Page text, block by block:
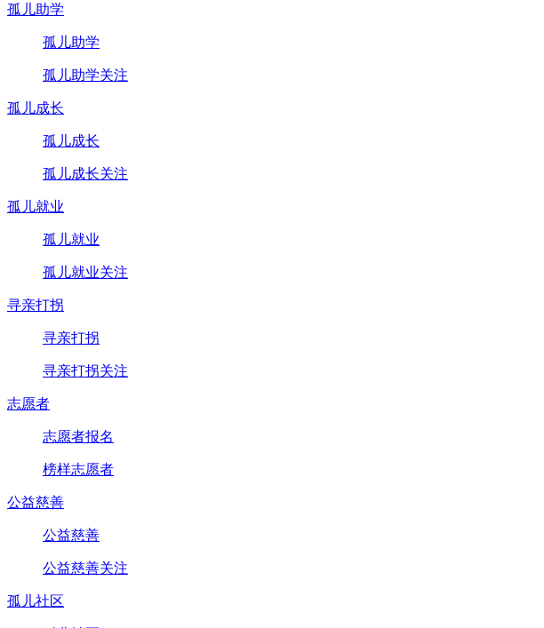
孤儿助学
孤儿助学
孤儿助学关注
孤儿成长
孤儿成长
孤儿成长关注
孤儿就业
孤儿就业
孤儿就业关注
寻亲打拐
寻亲打拐
寻亲打拐关注
志愿者
志愿者报名
榜样志愿者
公益慈善
公益慈善
公益慈善关注
孤儿社区